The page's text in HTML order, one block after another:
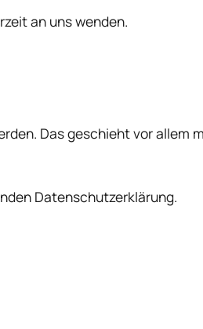
an uns wenden.
Das geschieht vor allem
Datenschutzerklärung.